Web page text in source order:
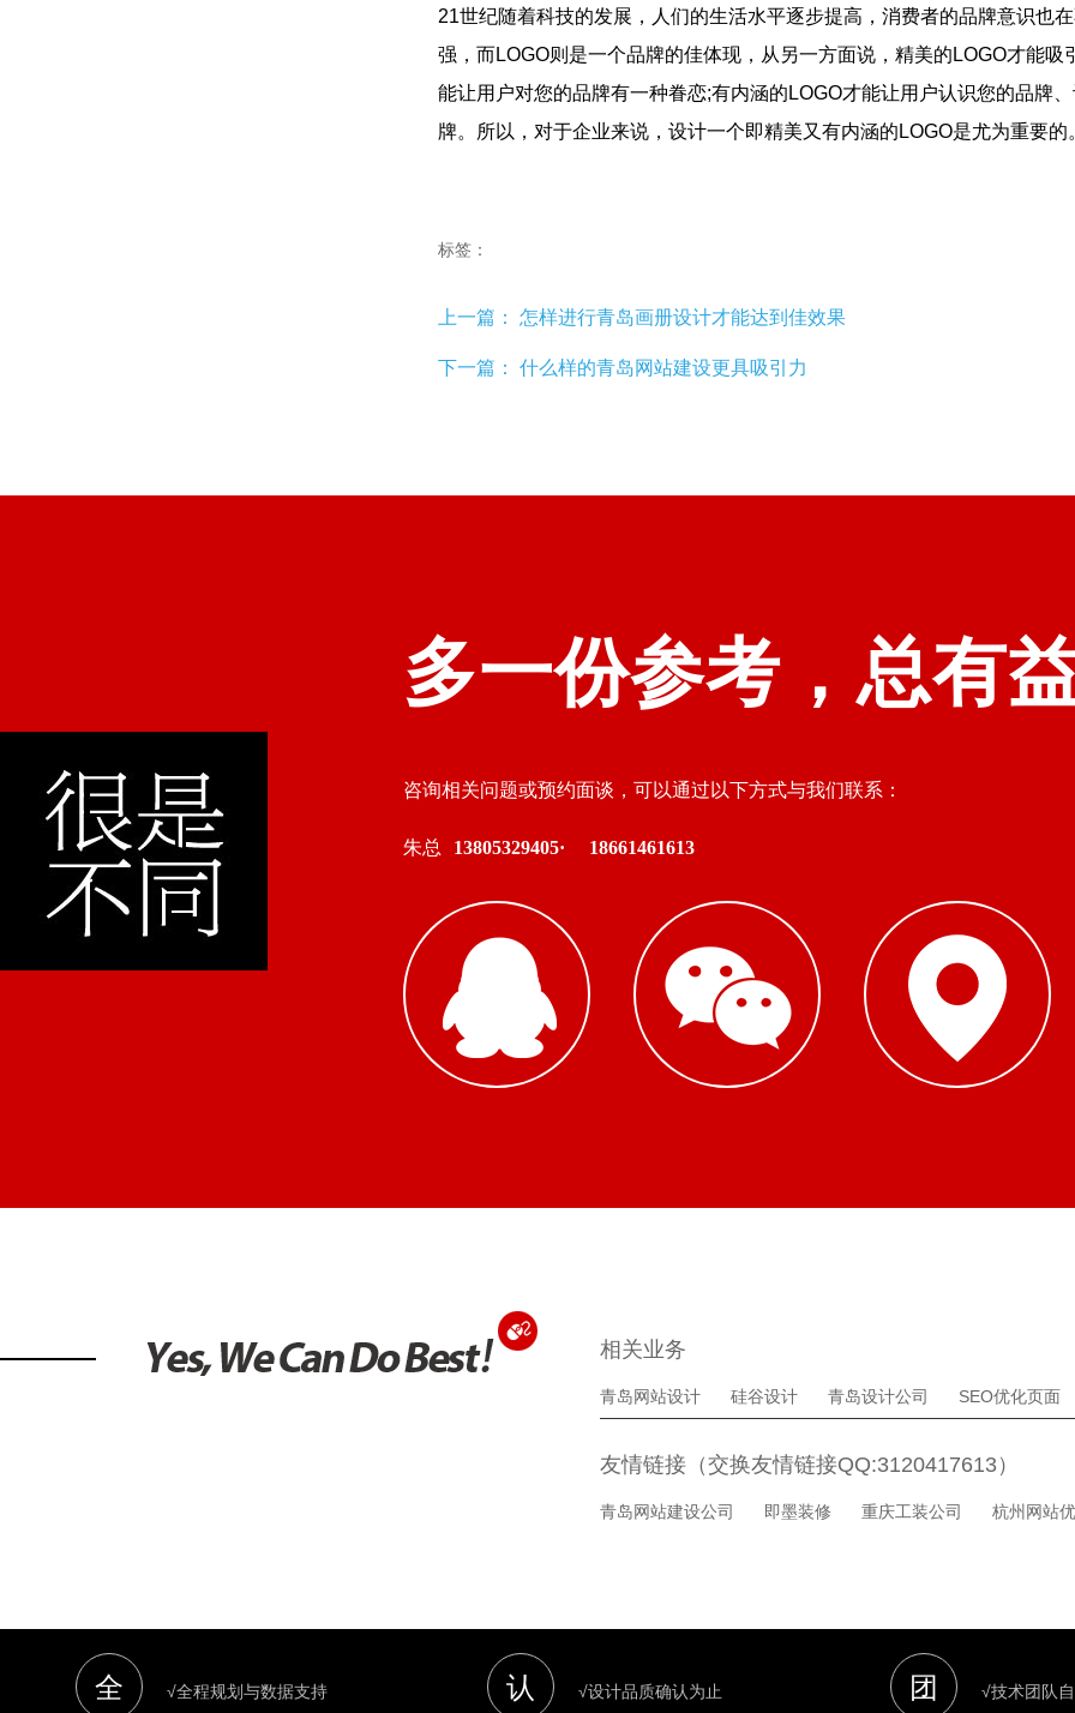
21世纪随着科技的发展，人们的生活水平逐步提高，消费者的品牌意识也
强，而LOGO则是一个品牌的佳体现，从另一方面说，精美的LOGO才能吸
能让用户对您的品牌有一种眷恋;有内涵的LOGO才能让用户认识您的品牌
牌。所以，对于企业来说，设计一个即精美又有内涵的LOGO是尤为重要
标签：
上一篇： 怎样进行青岛画册设计才能达到佳效果
下一篇： 什么样的青岛网站建设更具吸引力
多一份参考，总有
咨询相关问题或预约面谈，可以通过以下方式与我们联系：
朱总 13805329405· 18661461613
相关业务
青岛网站设计 硅谷设计 青岛设计公司 SEO优化页面
友情链接（交换友情链接QQ:3120417613）
青岛网站建设公司 即墨装修 重庆工装公司 杭州网站
全 √全程规划与数据支持 认 √设计品质确认为止 团 √技术团队